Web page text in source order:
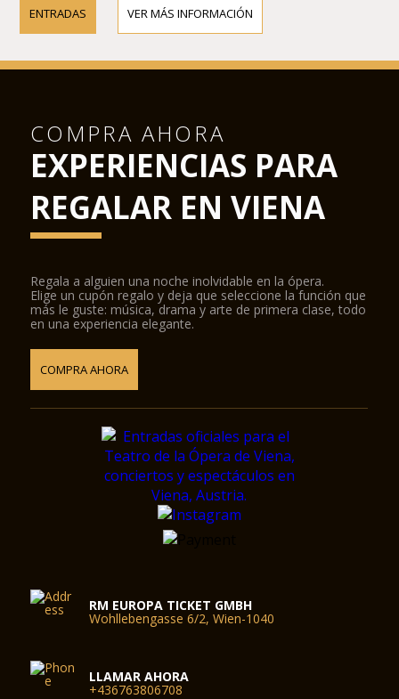
ENTRADAS VER MÁS INFORMACIÓN
COMPRA AHORA
EXPERIENCIAS PARA
REGALAR EN VIENA
Regala a alguien una noche inolvidable en la ópera.
Elige un cupón regalo y deja que seleccione la función que
más le guste: música, drama y arte de primera clase, todo
en una experiencia elegante.
COMPRA AHORA
RM EUROPA TICKET GMBH
Wohllebengasse 6/2, Wien-1040
LLAMAR AHORA
+436763806708